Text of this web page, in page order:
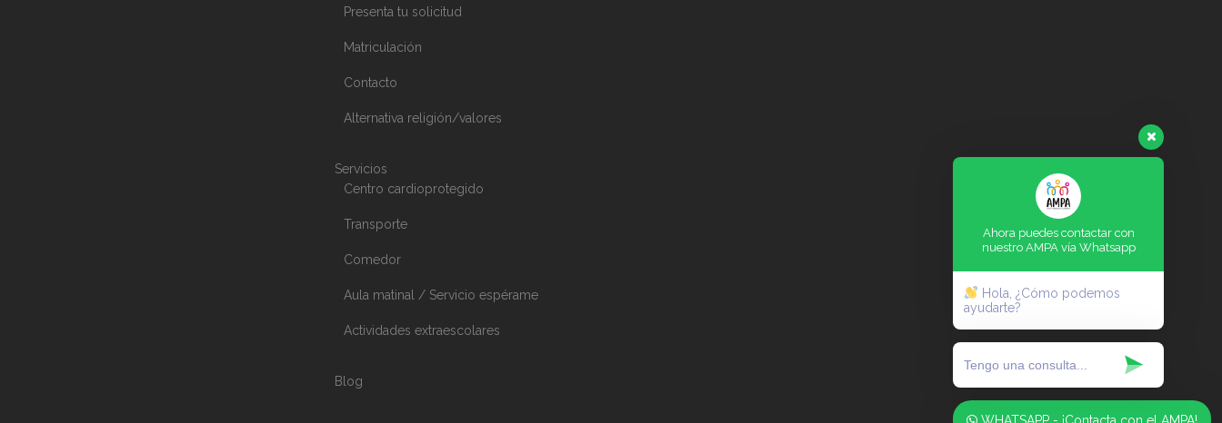
Presenta tu solicitud
Matriculación
Contacto
Alternativa religión/valores
Servicios
Centro cardioprotegido
Transporte
Comedor
Aula matinal / Servicio espérame
Actividades extraescolares
Blog
Ahora puedes contactar con
nuestro AMPA vía Whatsapp
Hola, ¿Cómo podemos
ayudarte?